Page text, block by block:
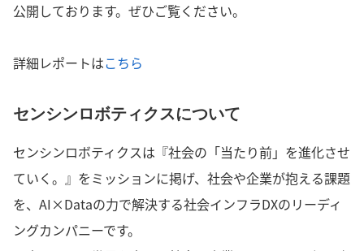
公開しております。ぜひご覧ください。
詳細レポートはこちら
センシンロボティクスについて
センシンロボティクスは『社会の「当たり前」を進化させ
ていく。』をミッションに掲げ、社会や企業が抱える課題
を、AI×Dataの力で解決する社会インフラDXのリーディ
ングカンパニーです。